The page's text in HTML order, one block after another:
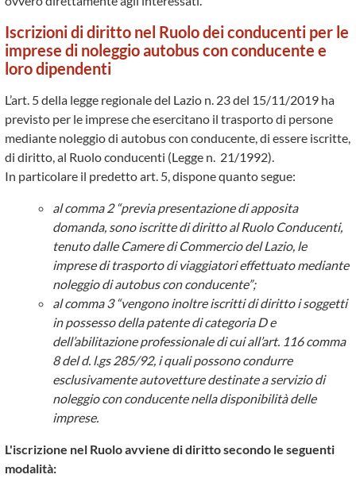
Iscrizioni di diritto nel Ruolo dei conducenti per le
imprese di noleggio autobus con conducente e
loro dipendenti
L’art. 5 della legge regionale del Lazio n. 23 del 15/11/2019 ha
previsto per le imprese che esercitano il trasporto di persone
mediante noleggio di autobus con conducente, di essere iscritte,
di diritto, al Ruolo conducenti (Legge n. 21/1992).
In particolare il predetto art. 5, dispone quanto segue:
al comma 2 “previa presentazione di apposita
domanda, sono iscritte di diritto al Ruolo Conducenti,
tenuto dalle Camere di Commercio del Lazio, le
imprese di trasporto di viaggiatori effettuato mediante
noleggio di autobus con conducente”;
al comma 3 “vengono inoltre iscritti di diritto i soggetti
in possesso della patente di categoria D e
dell’abilitazione professionale di cui all’art. 116 comma
8 del d. l.gs 285/92, i quali possono condurre
esclusivamente autovetture destinate a servizio di
noleggio con conducente nella disponibilità delle
imprese.
L'iscrizione nel Ruolo avviene di diritto secondo le seguenti
modalità: